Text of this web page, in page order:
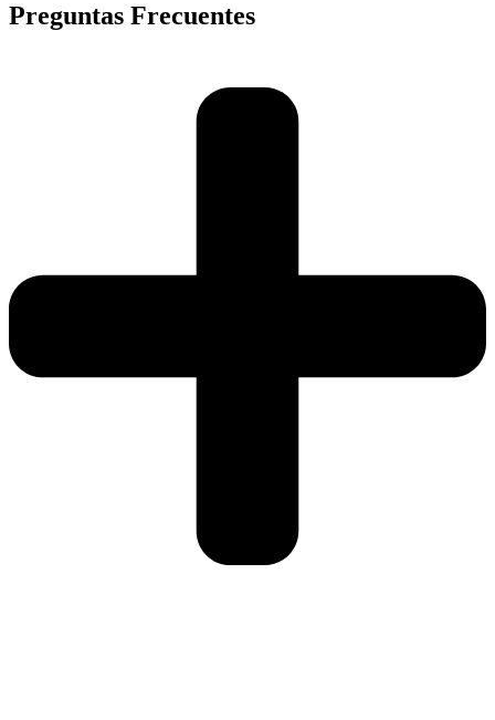
Preguntas Frecuentes